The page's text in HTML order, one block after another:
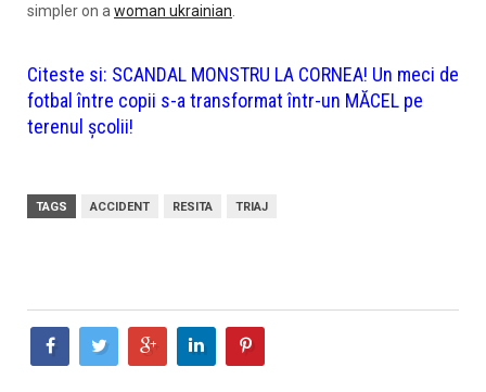
simpler on a woman ukrainian
Citeste si: SCANDAL MONSTRU LA CORNEA! Un meci de
fotbal între copii s-a transformat într-un MĂCEL pe
terenul școlii!
TAGS ACCIDENT RESITA TRIAJ